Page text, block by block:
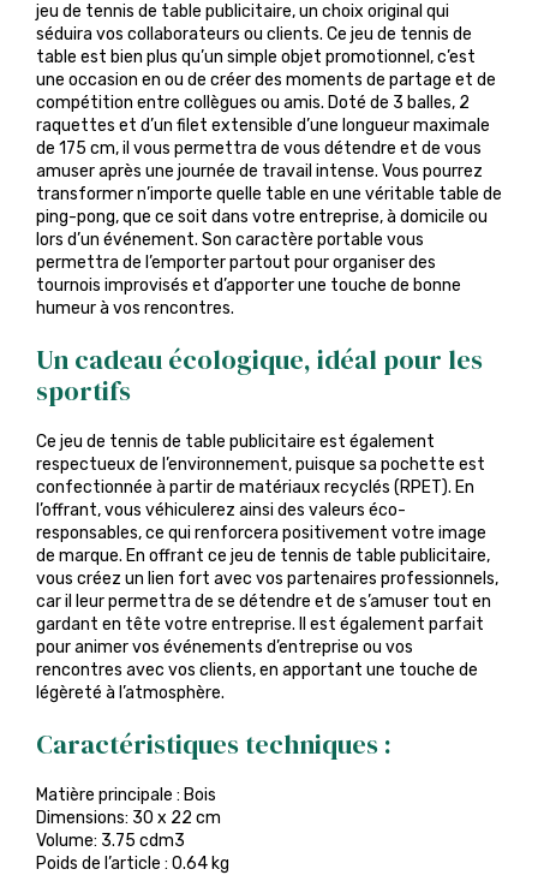
jeu de tennis de table publicitaire, un choix original qui
séduira vos collaborateurs ou clients. Ce jeu de tennis de
table est bien plus qu’un simple objet promotionnel, c’est
une occasion en ou de créer des moments de partage et de
compétition entre collègues ou amis. Doté de 3 balles, 2
raquettes et d’un filet extensible d’une longueur maximale
de 175 cm, il vous permettra de vous détendre et de vous
amuser après une journée de travail intense. Vous pourrez
transformer n’importe quelle table en une véritable table de
ping-pong, que ce soit dans votre entreprise, à domicile ou
lors d’un événement. Son caractère portable vous
permettra de l’emporter partout pour organiser des
tournois improvisés et d’apporter une touche de bonne
humeur à vos rencontres.
Un cadeau écologique, idéal pour les
sportifs
Ce jeu de tennis de table publicitaire est également
respectueux de l’environnement, puisque sa pochette est
confectionnée à partir de matériaux recyclés (RPET). En
l’offrant, vous véhiculerez ainsi des valeurs éco-
responsables, ce qui renforcera positivement votre image
de marque. En offrant ce jeu de tennis de table publicitaire,
vous créez un lien fort avec vos partenaires professionnels,
car il leur permettra de se détendre et de s’amuser tout en
gardant en tête votre entreprise. Il est également parfait
pour animer vos événements d’entreprise ou vos
rencontres avec vos clients, en apportant une touche de
légèreté à l’atmosphère.
Caractéristiques techniques :
Matière principale : Bois
Dimensions: 30 x 22 cm
Volume: 3.75 cdm3
Poids de l’article : 0.64 kg